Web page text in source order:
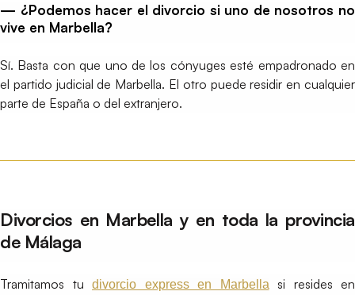
— ¿Podemos hacer el divorcio si uno de nosotros no
vive en Marbella?
Sí. Basta con que uno de los cónyuges esté empadronado en
el partido judicial de Marbella. El otro puede residir en cualquier
parte de España o del extranjero.
Divorcios en Marbella y en toda la provincia
de Málaga
Tramitamos tu divorcio express en Marbellasi resides en